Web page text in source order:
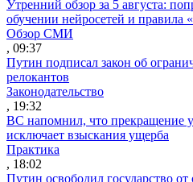
Утренний обзор за 5 августа:
обучении нейросетей и
Обзор СМИ
, 09:37
Путин подписал закон об
релокантов
Законодательство
, 19:32
ВС напомнил, что прекращение
исключает взыскания ущерба
Практика
, 18:02
Путин освободил государство от